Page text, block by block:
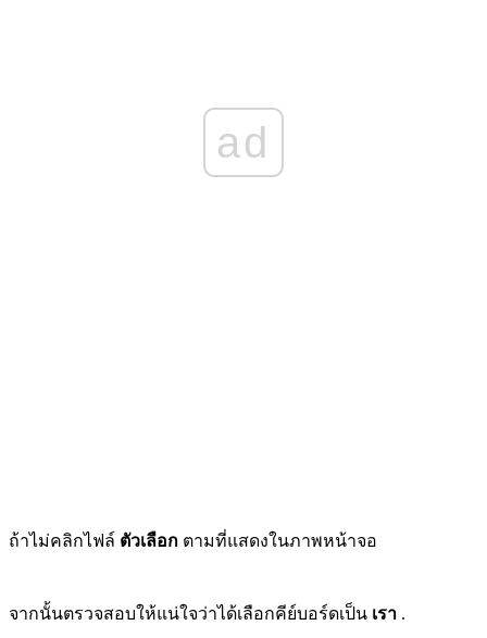
ad
ถ้าไม่คลิกไฟล์ ตัวเลือก ตามที่แสดงในภาพหน้าจอ
จากนั้นตรวจสอบให้แน่ใจว่าได้เลือกคีย์บอร์ดเป็น เรา .